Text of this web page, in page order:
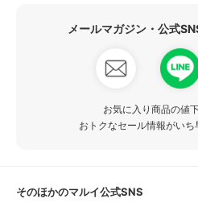
メールマガジン・公式
お気に入り商品の値
おトクなセール情報がいち
そのほかのマルイ公式SNS